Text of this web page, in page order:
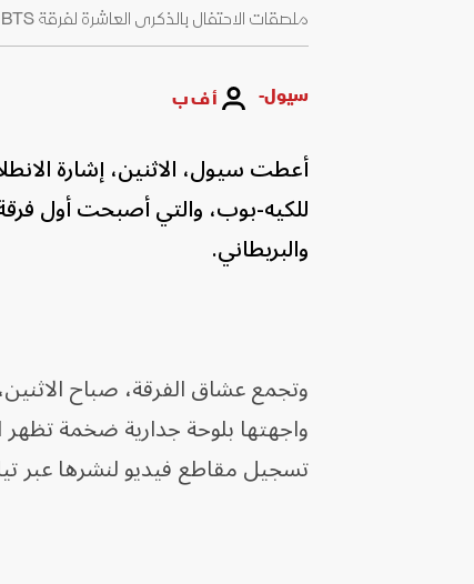
ملصقات الاحتفال بالذكرى العاشرة لفرقة BTS خارج مقهى في سيول، كوريا الجنوبية، 12 يونيو 2023. - AFP
سيول- أ ف ب
أعطت سيول، الاثنين، إشارة الانطلاق
للكيه-بوب، والتي أصبحت أول
والبريطاني.
وتجمع عشاق الفرقة، صباح
واجهتها بلوحة جدارية ضخمة
تسجيل مقاطع فيديو لنشرها عبر